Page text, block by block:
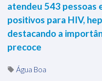
atendeu 543 pessoas
positivos para HIV,
destacando a
precoce
Água Boa